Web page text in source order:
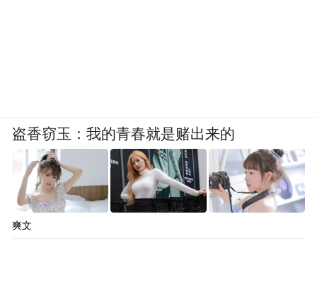
盗香窃玉：我的青春就是赌出来的
爽文